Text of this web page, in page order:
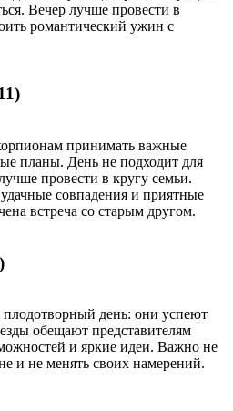
Вечер лучше провести в
романтический ужин с
принимать важные
планы. День не подходит для
провести в кругу семьи.
совпадения и приятные
встреча со старым другом.
плодотворный день: они успеют
обещают представителям
и яркие идеи. Важно не
и не менять своих намерений.